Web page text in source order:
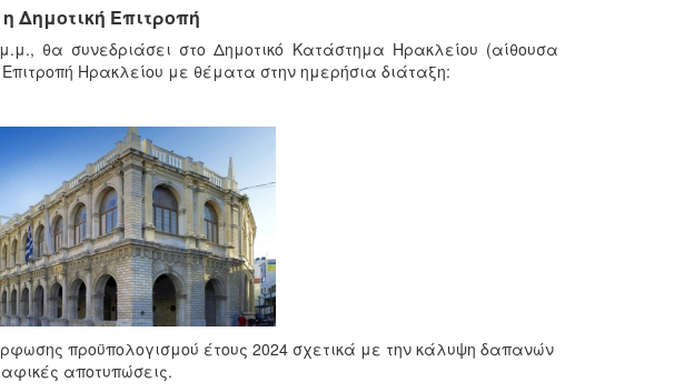
Δημοτική Επιτροπή
θα συνεδριάσει στο Δημοτικό Κατάστημα Ηρακλείου (αίθουσα
Επιτροπή Ηρακλείου με θέματα στην ημερήσια διάταξη:
προϋπολογισμού έτους 2024 σχετικά με την κάλυψη δαπανών
αποτυπώσεις.